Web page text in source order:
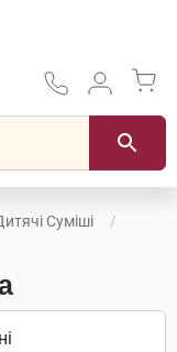
Суміші